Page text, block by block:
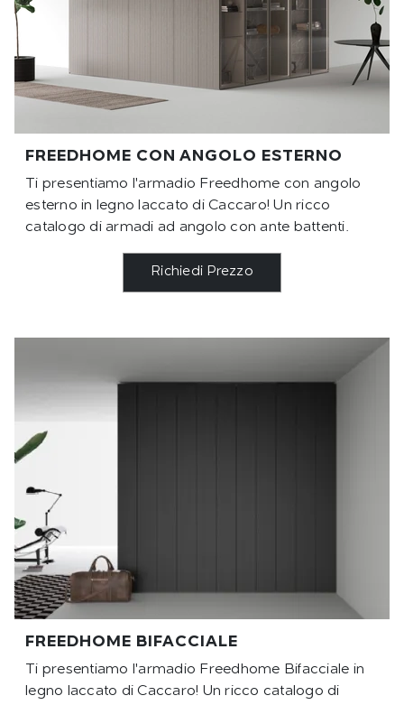
FREEDHOME CON ANGOLO ESTERNO
Ti presentiamo l'armadio Freedhome con angolo
esterno in legno laccato di Caccaro! Un ricco
catalogo di armadi ad angolo con ante battenti.
Richiedi Prezzo
FREEDHOME BIFACCIALE
Ti presentiamo l'armadio Freedhome Bifacciale in
legno laccato di Caccaro! Un ricco catalogo di